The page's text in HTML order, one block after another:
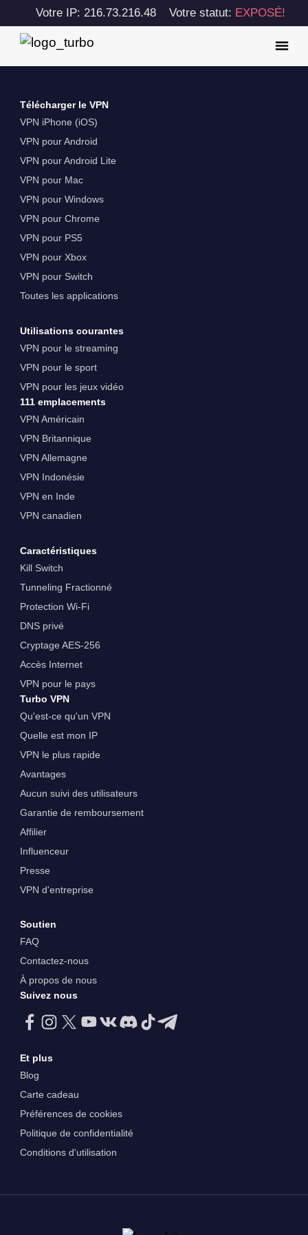
Votre IP: 216.73.216.48 Votre statut: EXPOSÉ!
Télécharger le VPN
VPN iPhone (iOS)
VPN pour Android
VPN pour Android Lite
VPN pour Mac
VPN pour Windows
VPN pour Chrome
VPN pour PS5
VPN pour Xbox
VPN pour Switch
Toutes les applications
Utilisations courantes
VPN pour le streaming
VPN pour le sport
VPN pour les jeux vidéo
111 emplacements
VPN Américain
VPN Britannique
VPN Allemagne
VPN Indonésie
VPN en Inde
VPN canadien
Caractéristiques
Kill Switch
Tunneling Fractionné
Protection Wi-Fi
DNS privé
Cryptage AES-256
Accès Internet
VPN pour le pays
Turbo VPN
Qu'est-ce qu'un VPN
Quelle est mon IP
VPN le plus rapide
Avantages
Aucun suivi des utilisateurs
Garantie de remboursement
Affilier
Influenceur
Presse
VPN d'entreprise
Soutien
FAQ
Contactez-nous
À propos de nous
Suivez nous
Et plus
Blog
Carte cadeau
Préférences de cookies
Politique de confidentialité
Conditions d'utilisation